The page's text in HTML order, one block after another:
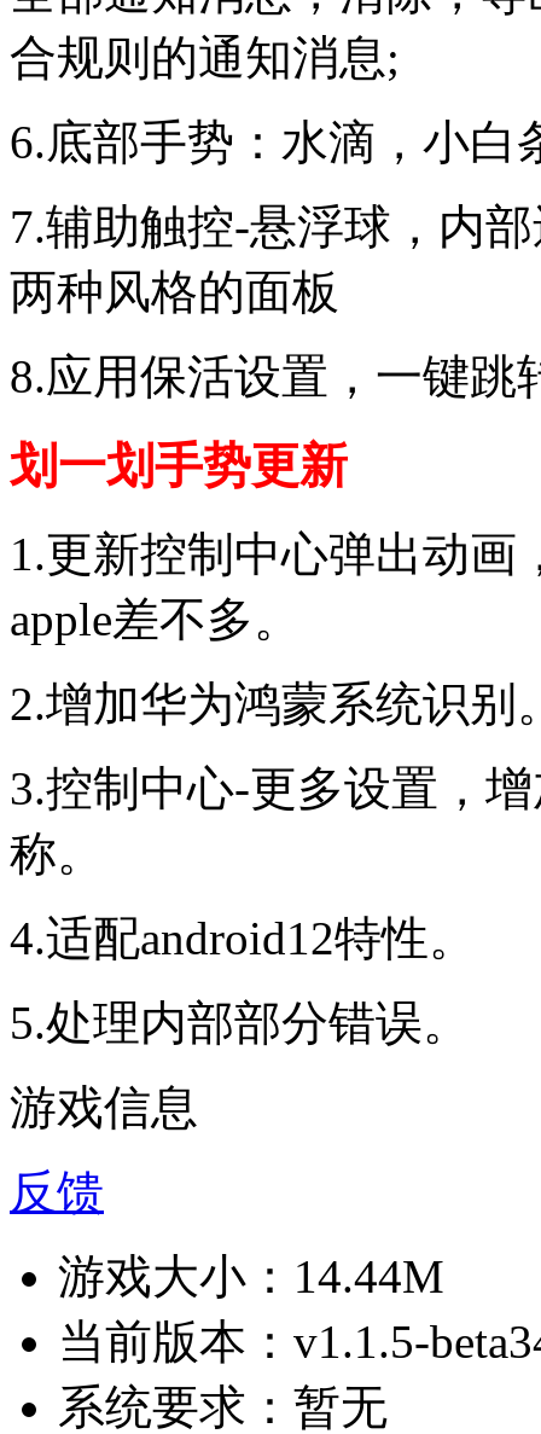
合规则的通知消息;
6.底部手势：水滴，小白
7.辅助触控-悬浮球，内
两种风格的面板
8.应用保活设置，一键跳
划一划手势更新
1.更新控制中心弹出动
apple差不多。
2.增加华为鸿蒙系统识别
3.控制中心-更多设置，
称。
4.适配android12特性。
5.处理内部部分错误。
游戏信息
反馈
游戏大小： 14.44M
当前版本： v1.1.5-
系统要求： 暂无